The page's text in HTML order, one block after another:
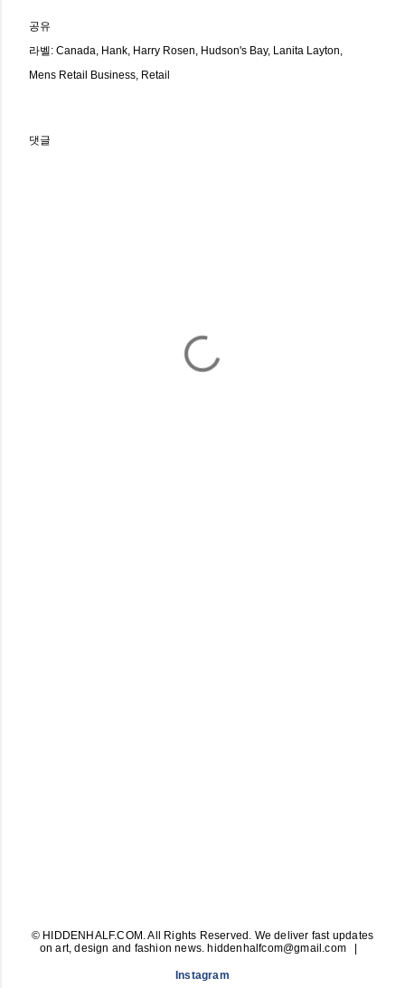
공유
라벨: Canada Hank Harry Rosen Hudson's Bay Lanita Layton
Mens Retail Business Retail
댓글
© HIDDENHALF.COM. All Rights Reserved. We deliver fast updates
on art, design and fashion news. hiddenhalfcom@gmail.com
Instagram